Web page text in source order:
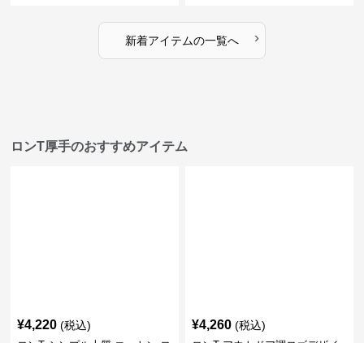
新着アイテムの一覧へ ›
ロンT厚手のおすすめアイテム
¥4,220 (税込) ¥4,260 (税込)